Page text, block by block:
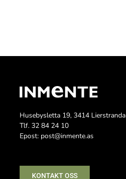
Husebysletta 19, 3414 Lierstranda
Tlf. 32 84 24 10
Epost: post@inmente.as
KONTAKT OSS